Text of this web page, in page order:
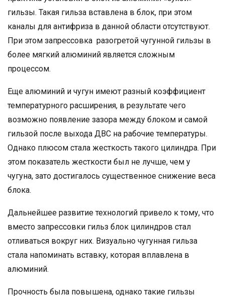
гильзы. Такая гильза вставлена в блок, при этом
каналы для антифриза в данной области отсутствуют.
При этом запрессовка разогретой чугунной гильзы в
более мягкий алюминий является сложным
процессом.
Еще алюминий и чугун имеют разный коэффициент
температурного расширения, в результате чего
возможно появление зазора между блоком и самой
гильзой после выхода ДВС на рабочие температуры.
Однако плюсом стала жесткость такого цилиндра. При
этом показатель жесткости был не лучше, чем у
чугуна, зато достигалось существенное снижение веса
блока.
Дальнейшее развитие технологий привело к тому, что
вместо запрессовки гильз блок цилиндров стал
отливаться вокруг них. Визуально чугунная гильза
стала напоминать вставку, которая вплавлена в
алюминий.
Прочность была повышена, однако такие гильзы